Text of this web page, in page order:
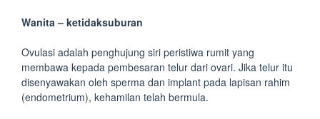
Wanita – ketidaksuburan
Ovulasi adalah penghujung siri peristiwa rumit yang
membawa kepada pembesaran telur dari ovari. Jika telur itu
disenyawakan oleh sperma dan implant pada lapisan rahim
(endometrium), kehamilan telah bermula.